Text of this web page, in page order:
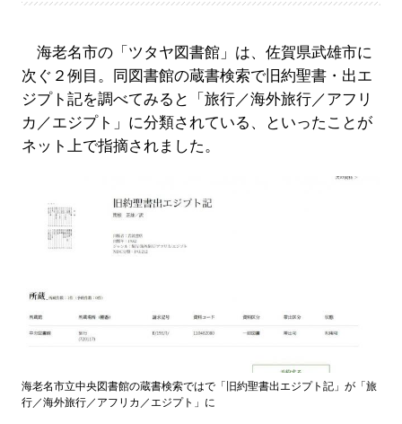
海老名市の「ツタヤ図書館」は、佐賀県武雄市に
次ぐ２例目。同図書館の蔵書検索で旧約聖書・出エ
ジプト記を調べてみると「旅行／海外旅行／アフリ
カ／エジプト」に分類されている、といったことが
ネット上で指摘されました。
海老名市立中央図書館の蔵書検索ではで「旧約聖書出エジプト記」が「旅
行／海外旅行／アフリカ／エジプト」に